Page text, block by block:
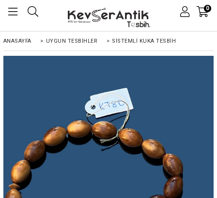
0
ANASAYFA > UYGUN TESBİHLER > SİSTEMLI KUKA TESBIH